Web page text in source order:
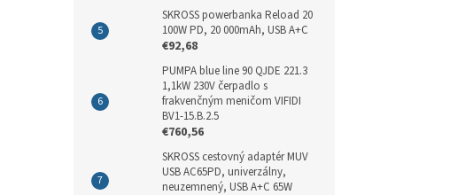
SKROSS powerbanka Reload 20
100W PD, 20 000mAh, USB A+C
€92,68
PUMPA blue line 90 QJDE 221.3
1,1kW 230V čerpadlo s
frakvenčným meničom VIFIDI
BV1-15.B.2.5
€760,56
SKROSS cestovný adaptér MUV
USB AC65PD, univerzálny,
neuzemnený, USB A+C 65W